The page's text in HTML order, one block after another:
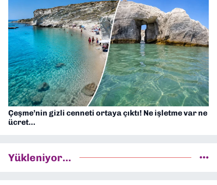
Çeşme’nin gizli cenneti ortaya çıktı! Ne işletme var ne
ücret…
Yükleniyor...